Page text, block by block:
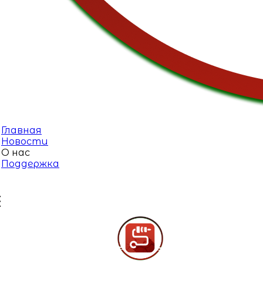
Главная
Новости
О нас
Поддержка